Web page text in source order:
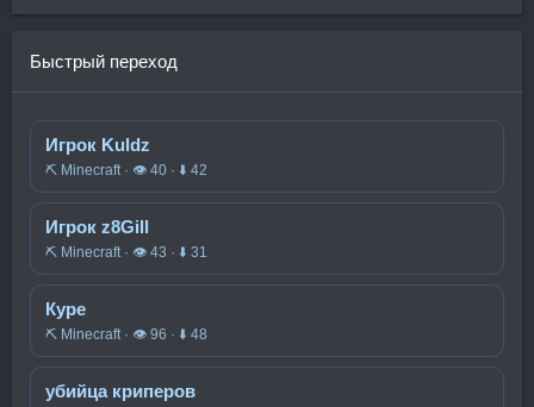
Быстрый переход
Игрок Kuldz
⛏️ Minecraft · 👁 40 · ⬇ 42
Игрок z8Gill
⛏️ Minecraft · 👁 43 · ⬇ 31
Куре
⛏️ Minecraft · 👁 96 · ⬇ 48
убийца криперов